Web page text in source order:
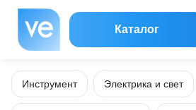
Каталог
Инструмент Электрика и свет